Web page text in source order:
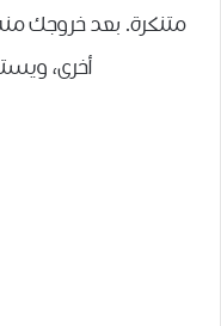
متنكرة. بعد خروجك
أخرى،